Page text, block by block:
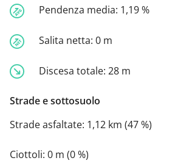
Pendenza media: 1,19 %
Salita netta: 0 m
Discesa totale: 28 m
Strade e sottosuolo
Strade asfaltate: 1,12 km (47 %)
Ciottoli: 0 m (0 %)